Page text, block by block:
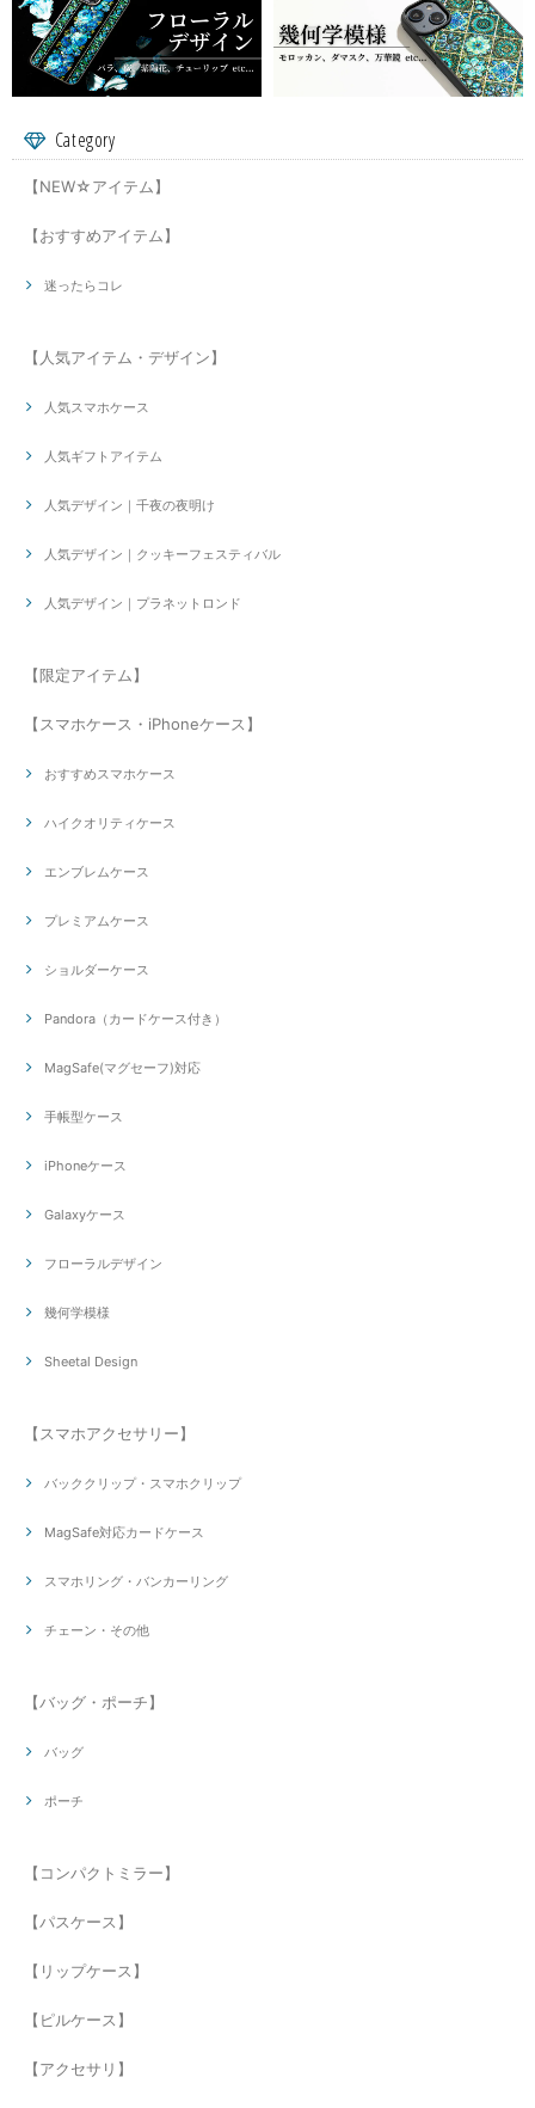
Category
【NEW☆アイテム】
【おすすめアイテム】
迷ったらコレ
【人気アイテム・デザイン】
人気スマホケース
人気ギフトアイテム
人気デザイン｜千夜の夜明け
人気デザイン｜クッキーフェスティバル
人気デザイン｜プラネットロンド
【限定アイテム】
【スマホケース・iPhoneケース】
おすすめスマホケース
ハイクオリティケース
エンブレムケース
プレミアムケース
ショルダーケース
Pandora（カードケース付き）
MagSafe(マグセーフ)対応
手帳型ケース
iPhoneケース
Galaxyケース
フローラルデザイン
幾何学模様
Sheetal Design
【スマホアクセサリー】
バッククリップ・スマホクリップ
MagSafe対応カードケース
スマホリング・バンカーリング
チェーン・その他
【バッグ・ポーチ】
バッグ
ポーチ
【コンパクトミラー】
【パスケース】
【リップケース】
【ピルケース】
【アクセサリ】